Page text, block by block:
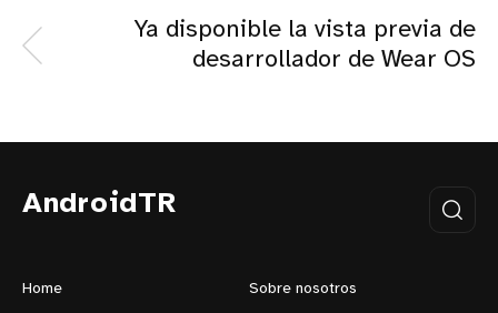
Ya disponible la vista previa de
desarrollador de Wear OS
AndroidTR
Home Sobre nosotros